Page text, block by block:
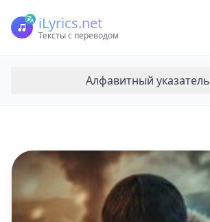
iLyrics.net
Тексты с переводом
Алфавитный указатель